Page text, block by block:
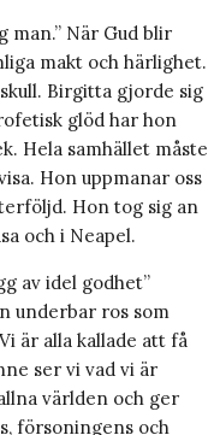
När Gud blir
makt och härlighet.
Birgitta gjorde sig
glöd har hon
Hela samhället måste
Hon uppmanar oss
Hon tog sig an
och i Neapel.
av idel godhet”
underbar ros som
är alla kallade att få
ser vi vad vi är
världen och ger
försoningens och